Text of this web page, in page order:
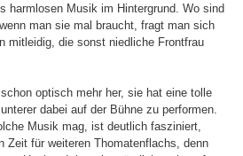
harmlosen Musik im Hintergrund. Wo sind
man sie mal braucht, fragt man sich
mitleidig, die sonst niedliche Frontfrau
optisch mehr her, sie hat eine tolle
dabei auf der Bühne zu performen.
Musik mag, ist deutlich fasziniert,
Zeit für weiteren Thomatenflachs, denn